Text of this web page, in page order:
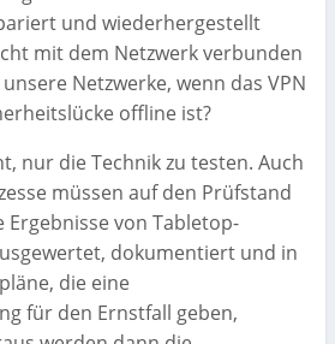
und wiederhergestellt
mit dem Netzwerk verbunden
Netzwerke, wenn das VPN
offline ist?
nur die Technik zu testen. Auch
müssen auf den Prüfstand
Ergebnisse von Tabletop-
dokumentiert und in
die eine
für den Ernstfall geben,